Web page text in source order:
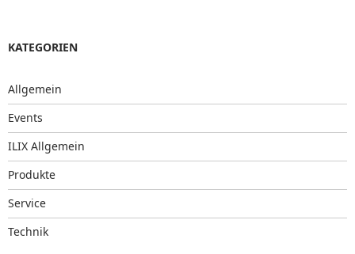
KATEGORIEN
Allgemein
Events
ILIX Allgemein
Produkte
Service
Technik